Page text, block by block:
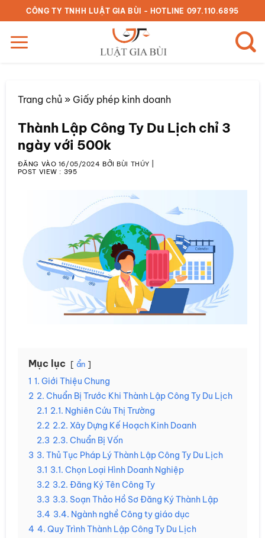
qua
nội
dung
CÔNG TY TNHH LUẬT GIA BÙI - HOTLINE 097.110.6895
Trang chủ» Giấy phép kinh doanh
Thành Lập Công Ty Du Lịch chỉ 3
ngày với 500k
ĐĂNG VÀO 16/05/2024 BỞIBÙI THÚY
POST VIEW : 395
Mục lục ẩn
1 1. Giới Thiệu Chung
2 2. Chuẩn Bị Trước Khi Thành Lập Công Ty Du Lịch
2.1 2.1. Nghiên Cứu Thị Trường
2.2 2.2. Xây Dựng Kế Hoạch Kinh Doanh
2.3 2.3. Chuẩn Bị Vốn
3 3. Thủ Tục Pháp Lý Thành Lập Công Ty Du Lịch
3.1 3.1. Chọn Loại Hình Doanh Nghiệp
3.2 3.2. Đăng Ký Tên Công Ty
3.3 3.3. Soạn Thảo Hồ Sơ Đăng Ký Thành Lập
3.4 3.4. Ngành nghề Công ty giáo dục
4 4. Quy Trình Thành Lập Công Ty Du Lịch